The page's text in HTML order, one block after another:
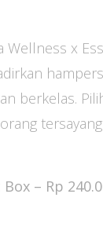
Wellness x
berkelas.
– Rp